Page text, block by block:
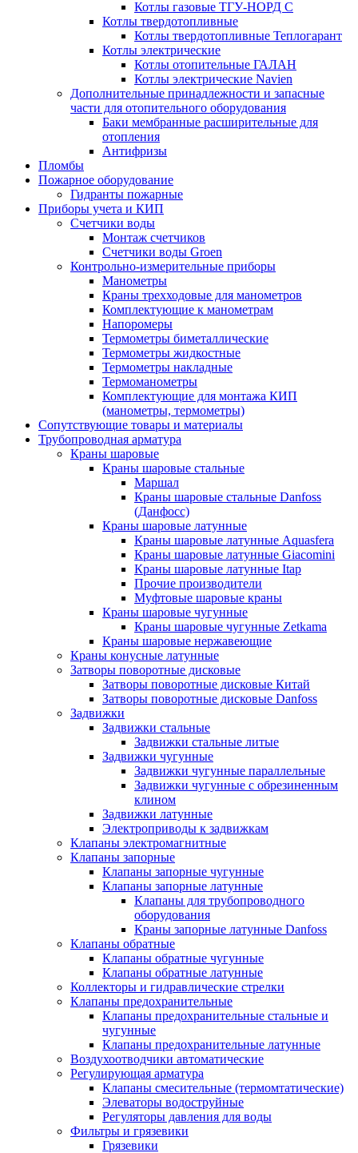
Котлы газовые ТГУ-НОРД С
Котлы твердотопливные
Котлы твердотопливные Теплогарант
Котлы электрические
Котлы отопительные ГАЛАН
Котлы электрические Navien
Дополнительные принадлежности и запасные
части для отопительного оборудования
Баки мембранные расширительные для
отопления
Антифризы
Пломбы
Пожарное оборудование
Гидранты пожарные
Приборы учета и КИП
Счетчики воды
Монтаж счетчиков
Счетчики воды Groen
Контрольно-измерительные приборы
Манометры
Краны трехходовые для манометров
Комплектующие к манометрам
Напоромеры
Термометры биметаллические
Термометры жидкостные
Термометры накладные
Термоманометры
Комплектующие для монтажа КИП
(манометры, термометры)
Сопутствующие товары и материалы
Трубопроводная арматура
Краны шаровые
Краны шаровые стальные
Маршал
Краны шаровые стальные Danfoss
(Данфосс)
Краны шаровые латунные
Краны шаровые латунные Aquasfera
Краны шаровые латунные Giacomini
Краны шаровые латунные Itap
Прочие производители
Муфтовые шаровые краны
Краны шаровые чугунные
Краны шаровые чугунные Zetkama
Краны шаровые нержавеющие
Краны конусные латунные
Затворы поворотные дисковые
Затворы поворотные дисковые Китай
Затворы поворотные дисковые Danfoss
Задвижки
Задвижки стальные
Задвижки стальные литые
Задвижки чугунные
Задвижки чугунные параллельные
Задвижки чугунные с обрезиненным
клином
Задвижки латунные
Электроприводы к задвижкам
Клапаны электромагнитные
Клапаны запорные
Клапаны запорные чугунные
Клапаны запорные латунные
Клапаны для трубопроводного
оборудования
Краны запорные латунные Danfoss
Клапаны обратные
Клапаны обратные чугунные
Клапаны обратные латунные
Коллекторы и гидравлические стрелки
Клапаны предохранительные
Клапаны предохранительные стальные и
чугунные
Клапаны предохранительные латунные
Воздухоотводчики автоматические
Регулирующая арматура
Клапаны смесительные (термомтатические)
Элеваторы водоструйные
Регуляторы давления для воды
Фильтры и грязевики
Грязевики